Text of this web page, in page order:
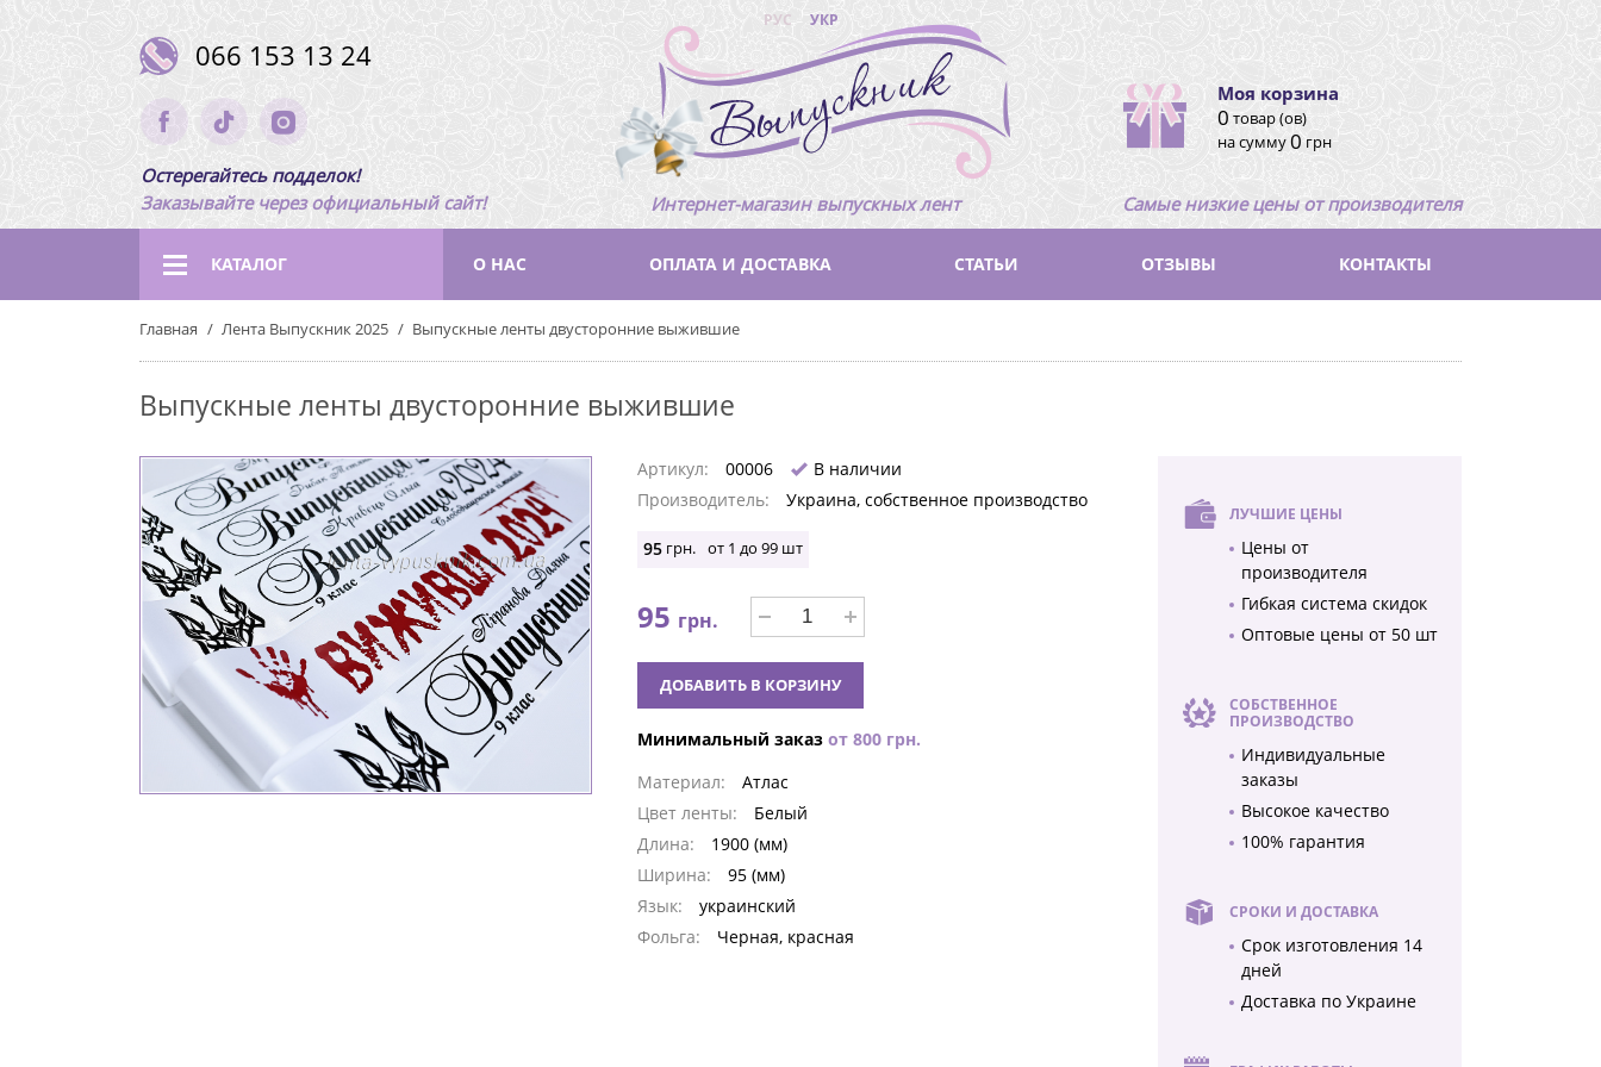
РУС УКР
066 153 13 24
Остерегайтесь подделок!
Заказывайте через официальный сайт!
Интернет-магазин выпускных лент
Моя корзина
0 товар (ов)
на сумму0 грн
Самые низкие цены от производителя
КАТАЛОГ О НАС ОПЛАТА И ДОСТАВКА СТАТЬИ ОТЗЫВЫ КОНТАКТЫ
Главная Лента Выпускник 2025 Выпускные ленты двусторонние выжившие
Выпускные ленты двусторонние выжившие
Артикул: 00006
В наличии
Производитель:
Украина, собственное производство
95 грн. от 1 до 99шт
95 грн.
ДОБАВИТЬ В КОРЗИНУ
Минимальный заказ от 800 грн.
Материал:
Атлас
Цвет ленты:
Белый
Длина:
1900 (мм)
Ширина:
95 (мм)
Язык:
украинский
Фольга:
Черная, красная
ЛУЧШИЕ ЦЕНЫ
Цены от
производителя
Гибкая система скидок
Оптовые цены от 50 шт
СОБСТВЕННОЕ
ПРОИЗВОДСТВО
Индивидуальные
заказы
Высокое качество
100% гарантия
СРОКИ И ДОСТАВКА
Срок изготовления 14
дней
Доставка по Украине